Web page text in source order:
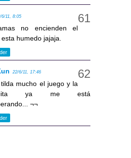
6/11, 8:05
no encienden el
humedo jajaja.
22/6/11, 17:46
mucho el juego y la
ya me está
¬¬